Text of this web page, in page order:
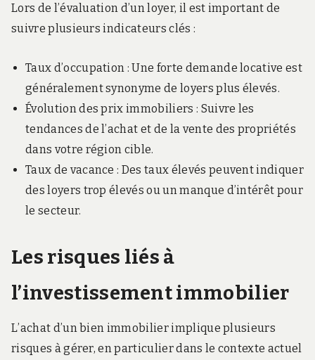
Lors de l’évaluation d’un loyer, il est important de
suivre plusieurs indicateurs clés :
Taux d’occupation : Une forte demande locative est
généralement synonyme de loyers plus élevés.
Évolution des prix immobiliers : Suivre les
tendances de l’achat et de la vente des propriétés
dans votre région cible.
Taux de vacance : Des taux élevés peuvent indiquer
des loyers trop élevés ou un manque d’intérêt pour
le secteur.
Les risques liés à
l’investissement immobilier
L’achat d’un bien immobilier implique plusieurs
risques à gérer, en particulier dans le contexte actuel